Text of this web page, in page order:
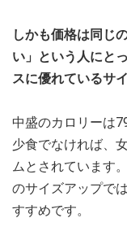
しかも価格は同じ
い」という人にと
スに優れているサ
中盛のカロリーは
少食でなければ、
ムとされています
のサイズアップで
すすめです。